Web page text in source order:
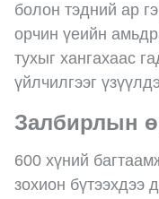
болон тэдний ар
орчин үеийн
тухыг хангахаас
үйлчилгээг
Залбирлын
600 хүний
зохион бүтээхдээ